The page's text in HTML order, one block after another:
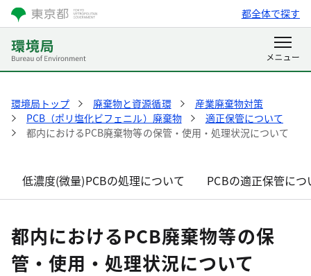
都全体で探す
環境局トップ 廃棄物と資源循環
産業廃棄物対策
PCB（ポリ塩化ビフェニル）廃棄物
適正保管について
都内におけるPCB廃棄物等の保管・使用・処理状況について
低濃度(微量)PCBの処理について PCBの適正保管につ
都内におけるPCB廃棄物等の保
管・使用・処理状況について